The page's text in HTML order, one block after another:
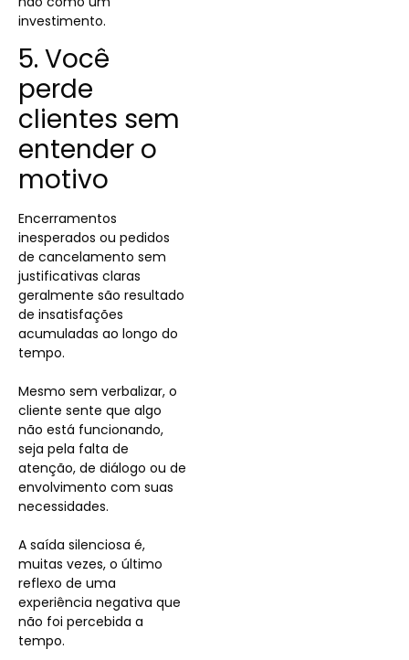
investimento.
5. Você
perde
clientes sem
entender o
motivo
Encerramentos
inesperados ou pedidos
de cancelamento sem
justificativas claras
geralmente são resultado
de insatisfações
acumuladas ao longo do
tempo.
Mesmo sem verbalizar, o
cliente sente que algo
não está funcionando,
seja pela falta de
atenção, de diálogo ou de
envolvimento com suas
necessidades.
A saída silenciosa é,
muitas vezes, o último
reflexo de uma
experiência negativa que
não foi percebida a
tempo.